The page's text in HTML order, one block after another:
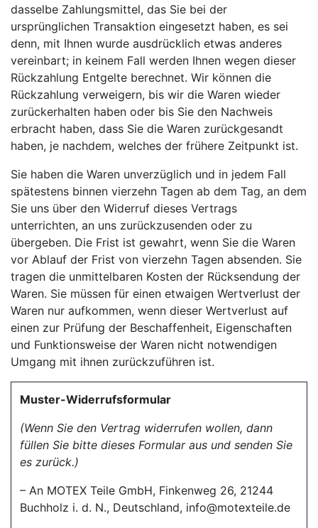
dasselbe Zahlungsmittel, das Sie bei der
ursprünglichen Transaktion eingesetzt haben, es sei
denn, mit Ihnen wurde ausdrücklich etwas anderes
vereinbart; in keinem Fall werden Ihnen wegen dieser
Rückzahlung Entgelte berechnet. Wir können die
Rückzahlung verweigern, bis wir die Waren wieder
zurückerhalten haben oder bis Sie den Nachweis
erbracht haben, dass Sie die Waren zurückgesandt
haben, je nachdem, welches der frühere Zeitpunkt ist.
Sie haben die Waren unverzüglich und in jedem Fall
spätestens binnen vierzehn Tagen ab dem Tag, an dem
Sie uns über den Widerruf dieses Vertrags
unterrichten, an uns zurückzusenden oder zu
übergeben. Die Frist ist gewahrt, wenn Sie die Waren
vor Ablauf der Frist von vierzehn Tagen absenden. Sie
tragen die unmittelbaren Kosten der Rücksendung der
Waren. Sie müssen für einen etwaigen Wertverlust der
Waren nur aufkommen, wenn dieser Wertverlust auf
einen zur Prüfung der Beschaffenheit, Eigenschaften
und Funktionsweise der Waren nicht notwendigen
Umgang mit ihnen zurückzuführen ist.
Muster-Widerrufsformular
(Wenn Sie den Vertrag widerrufen wollen, dann
füllen Sie bitte dieses Formular aus und senden Sie
es zurück.)
– An MOTEX Teile GmbH, Finkenweg 26, 21244
Buchholz i. d. N., Deutschland, info@motexteile.de